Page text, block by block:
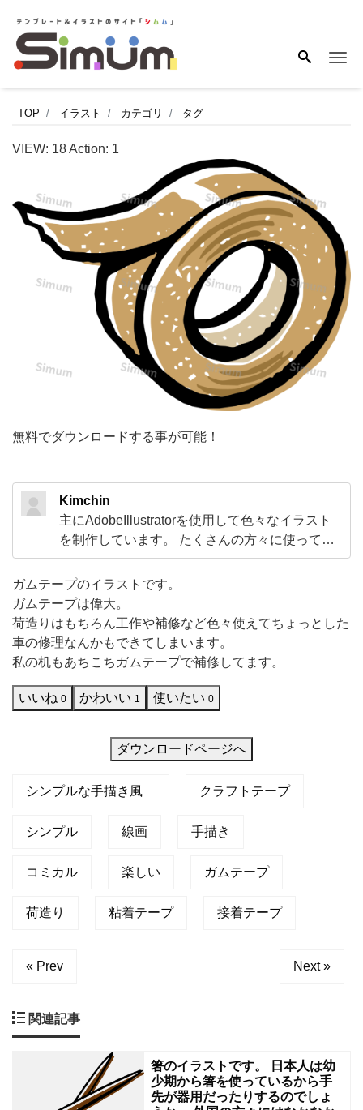
ガ
ム
プ
の
す。
ム
ー
偉
大。
荷
造
り
は
も
工
や
補
な
色々
え
て
TOP イラスト カテゴリ タグ
VIEW: 18Action: 1
無料でダウンロードする事が可能！
Kimchin
主にAdobeIllustratorを使用して色々なイラスト
を制作しています。 たくさんの方々に使ってい
ただけるように使いやすい作品作りを心がけて
います。 ぜひお気軽にダウンロードして活用し
てください！ またコメントやリクエストなどい
ただけますと励みになりますのでよろしくお願
いいたします。
ガムテープのイラストです。
ガムテープは偉大。
荷造りはもちろん工作や補修など色々使えてちょっとした
車の修理なんかもできてしまいます。
私の机もあちこちガムテープで補修してます。
いいね 0 かわいい 1 使いたい 0
ダウンロードページへ
シンプルな手描き風 クラフトテープ
シンプル 線画 手描き
コミカル 楽しい ガムテープ
荷造り 粘着テープ 接着テープ
« Prev Next »
関連記事
箸のイラストです。 日本人は幼
少期から箸を使っているから手
先が器用だったりするのでしょ